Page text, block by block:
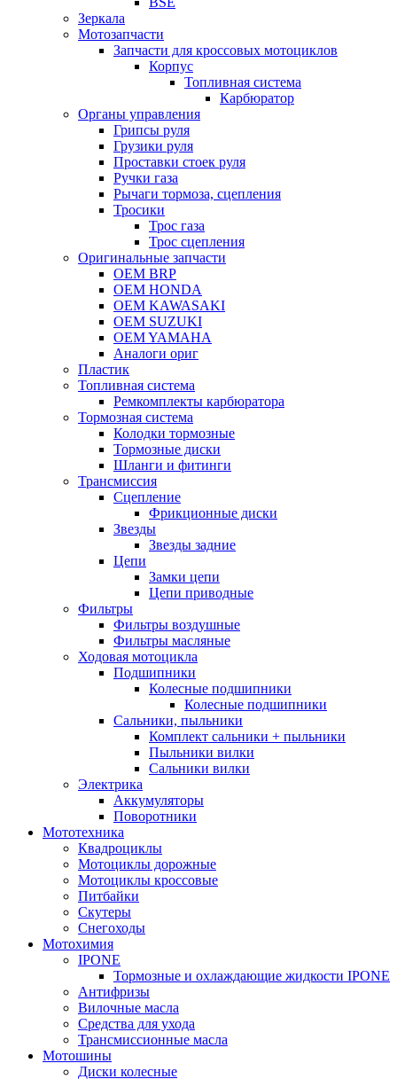
Зеркала
Мотозапчасти
Запчасти для кроссовых мотоциклов
Корпус
Топливная система
Карбюратор
Органы управления
Грипсы руля
Грузики руля
Проставки стоек руля
Ручки газа
Рычаги тормоза, сцепления
Тросики
Трос газа
Трос сцепления
Оригинальные запчасти
OEM BRP
OEM HONDA
OEM KAWASAKI
OEM SUZUKI
OEM YAMAHA
Аналоги ориг
Пластик
Топливная система
Ремкомплекты карбюратора
Тормозная система
Колодки тормозные
Тормозные диски
Шланги и фитинги
Трансмиссия
Cцепление
Фрикционные диски
Звезды
Звезды задние
Цепи
Замки цепи
Цепи приводные
Фильтры
Фильтры воздушные
Фильтры масляные
Ходовая мотоцикла
Подшипники
Колесные подшипники
Колесные подшипники
Сальники, пыльники
Комплект сальники + пыльники
Пыльники вилки
Сальники вилки
Электрика
Аккумуляторы
Поворотники
Мототехника
Квадроциклы
Мотоциклы дорожные
Мотоциклы кроссовые
Питбайки
Скутеры
Снегоходы
Мотохимия
IPONE
Тормозные и охлаждающие жидкости IPONE
Антифризы
Вилочные масла
Средства для ухода
Трансмиссионные масла
Мотошины
Диски колесные